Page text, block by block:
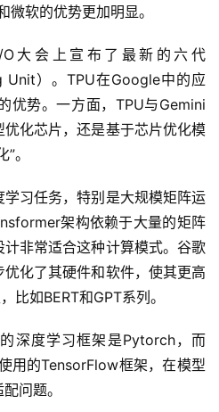
软的优势更加明显。
大会上宣布了最新的六代
Unit）。TPU在Google中的应
优势。一方面，TPU与Gemini
化芯片，还是基于芯片优化模
。
习任务，特别是大规模矩阵运
架构依赖于大量的矩阵
非常适合这种计算模式。谷歌
化了其硬件和软件，使其更高
比如BERT和GPT系列。
深度学习框架是Pytorch，而
用的TensorFlow框架，在模型
问题。